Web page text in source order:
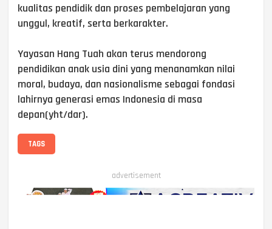
kualitas pendidik dan proses pembelajaran yang
unggul, kreatif, serta berkarakter.
Yayasan Hang Tuah akan terus mendorong
pendidikan anak usia dini yang menanamkan nilai
moral, budaya, dan nasionalisme sebagai fondasi
lahirnya generasi emas Indonesia di masa
depan(yht/dar).
TAGS
advertisement